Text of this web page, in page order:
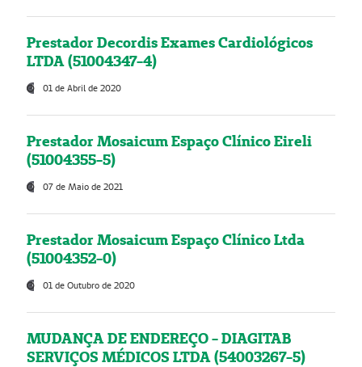
Prestador Decordis Exames Cardiológicos
LTDA (51004347-4)
01 de Abril de 2020
Prestador Mosaicum Espaço Clínico Eireli
(51004355-5)
07 de Maio de 2021
Prestador Mosaicum Espaço Clínico Ltda
(51004352-0)
01 de Outubro de 2020
MUDANÇA DE ENDEREÇO - DIAGITAB
SERVIÇOS MÉDICOS LTDA (54003267-5)